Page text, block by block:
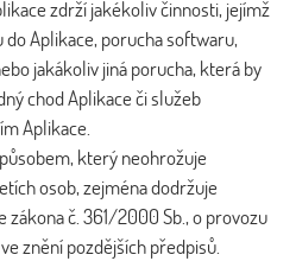
zdrží jakékoliv činnosti, jejímž
Aplikace, porucha softwaru,
jakákoliv jiná porucha, která by
chod Aplikace či služeb
Aplikace.
který neohrožuje
osob, zejména dodržuje
č. 361/2000 Sb., o provozu
znění pozdějších předpisů.